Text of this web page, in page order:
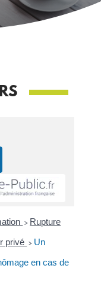
> Rupture
privé > Un
en cas de